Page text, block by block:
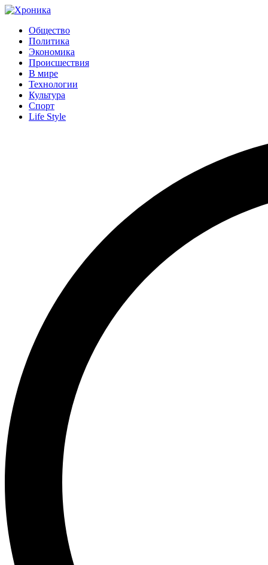
Общество
Политика
Экономика
Происшествия
В мире
Технологии
Культура
Спорт
Life Style